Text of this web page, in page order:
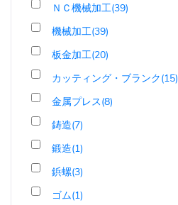
ＮＣ機械加工(39)
機械加工(39)
板金加工(20)
カッティング・ブランク(15)
金属プレス(8)
鋳造(7)
鍛造(1)
鋲螺(3)
ゴム(1)